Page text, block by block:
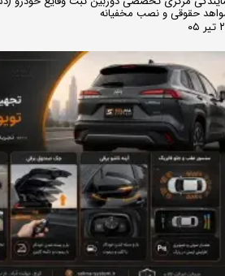
حقوقی و نصب مخفیانه